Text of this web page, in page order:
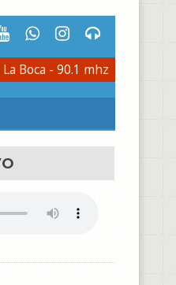
La Boca - 90.1 mhz